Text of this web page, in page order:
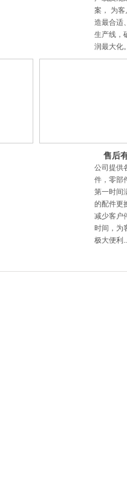
案， 为
造最合适
生产线，
润最大化
售后
公司提供
件，零部
第一时间
的配件更
减少客户
时间，为
极大便利